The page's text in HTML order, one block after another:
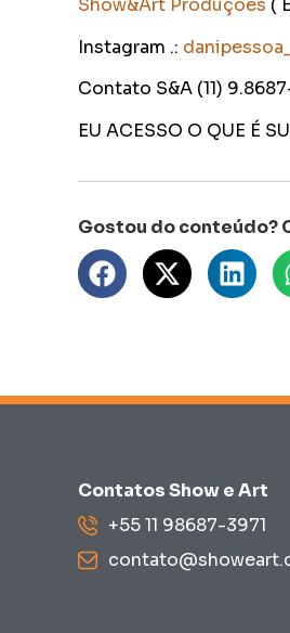
Show&Art Produções (
Instagram .: danipesso
Contato S&A (11)
EU ACESSO O QUE É
Contatos Show e Art
+55 11 98687-3971